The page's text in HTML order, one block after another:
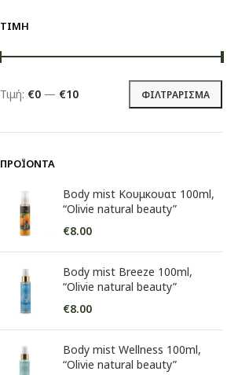
ΤΙΜΉ
ΦΙΛΤΡΆΡΙΣΜΑ
Τιμή: €0 — €10
ΠΡΟΪΌΝΤΑ
Body mist Κουμκουατ 100ml,
“Olivie natural beauty”
€8.00
Body mist Breeze 100ml,
“Olivie natural beauty”
€8.00
Body mist Wellness 100ml,
“Olivie natural beauty”